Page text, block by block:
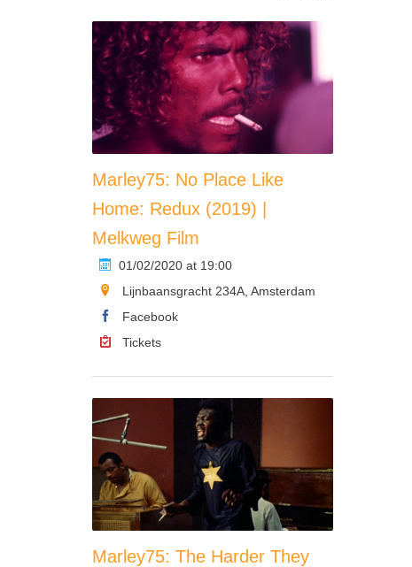
Marley75: No Place Like
Home: Redux (2019) |
Melkweg Film
01/02/2020 at 19:00
Lijnbaansgracht 234A, Amsterdam
Facebook
Tickets
Marley75: The Harder They